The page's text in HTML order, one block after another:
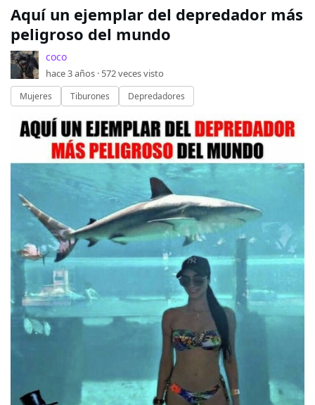
Aquí un ejemplar del depredador más
peligroso del mundo
coco
hace 3 años · 572veces visto
Mujeres Tiburones Depredadores